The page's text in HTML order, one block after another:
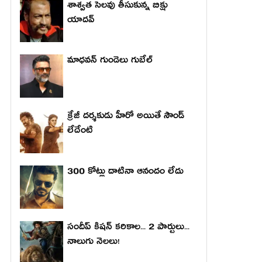
శాశ్వత సెలవు తీసుకున్న బిక్షు
యాదవ్
మాధ‌వ‌న్ గుండెలు గుబేల్‌
క్రేజీ దర్శకుడు హీరో అయితే సౌండ్
లేదేంటి
300 కోట్లు దాటినా ఆనందం లేదు
సందీప్ కిషన్ కరికాల... 2 పార్టులు...
నాలుగు నెలలు!